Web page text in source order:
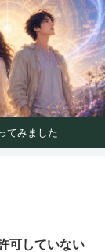
く生きるガイ
てみました
可していない